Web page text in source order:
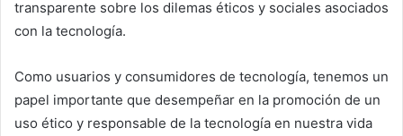
transparente sobre los dilemas éticos y sociales asociados
con la tecnología.
Como usuarios y consumidores de tecnología, tenemos un
papel importante que desempeñar en la promoción de un
uso ético y responsable de la tecnología en nuestra vida